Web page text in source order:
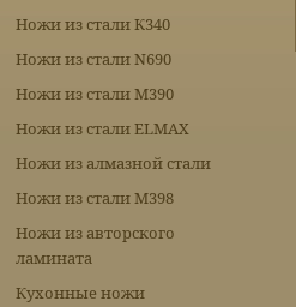
Ножи из стали К340
Ножи из стали N690
Ножи из стали М390
Ножи из стали ELMAX
Ножи из алмазной стали
Ножи из стали М398
Ножи из авторского
ламината
Кухонные ножи